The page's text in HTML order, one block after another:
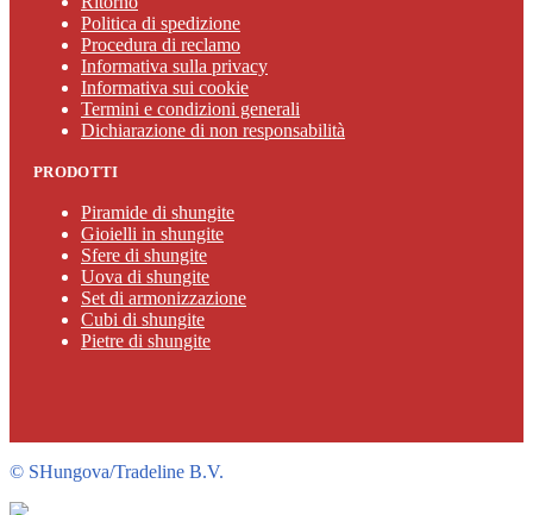
Politica di spedizione
Procedura di reclamo
Informativa sulla privacy
Informativa sui cookie
Termini e condizioni generali
Dichiarazione di non responsabilità
PRODOTTI
Piramide di shungite
Gioielli in shungite
Sfere di shungite
Uova di shungite
Set di armonizzazione
Cubi di shungite
Pietre di shungite
© SHungova/Tradeline B.V.